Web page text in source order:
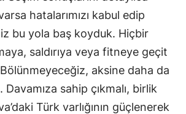
hatalarımızı kabul edip
bu yola baş koyduk. Hiçbir
saldırıya veya fitneye geçit
aksine daha da
sahip çıkmalı, birlik
Türk varlığının güçlenerek